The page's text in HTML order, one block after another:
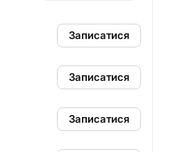
Записатися
Записатися
Записатися